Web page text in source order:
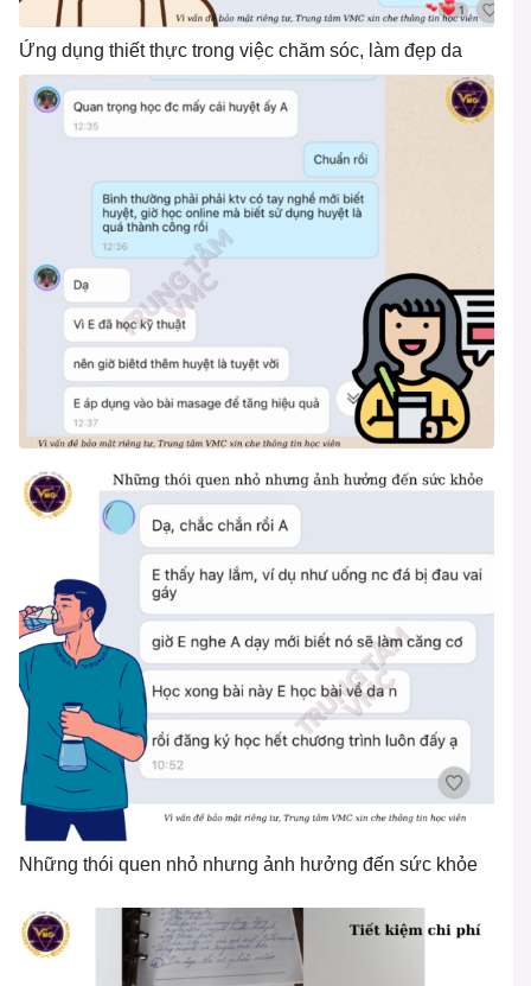
Ứng dụng thiết thực trong việc chăm sóc, làm đẹp da
Những thói quen nhỏ nhưng ảnh hưởng đến sức khỏe